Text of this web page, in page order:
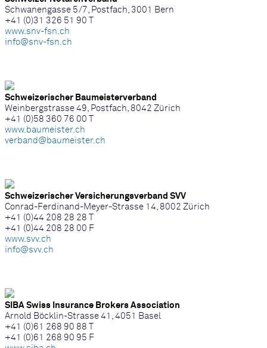
Schwanengasse 5/7, Postfach, 3001 Bern
+41 (0)31 326 51 90 T
www.snv-fsn.ch
info@snv-fsn.ch
Schweizerischer Baumeisterverband
Weinbergstrasse 49, Postfach, 8042 Zürich
+41 (0)58 360 76 00 T
www.baumeister.ch
verband@baumeister.ch
Schweizerischer Versicherungsverband SVV
Conrad-Ferdinand-Meyer-Strasse 14, 8002 Zürich
+41 (0)44 208 28 28 T
+41 (0)44 208 28 00 F
www.svv.ch
info@svv.ch
SIBA Swiss Insurance Brokers Association
Arnold Böcklin-Strasse 41, 4051 Basel
+41 (0)61 268 90 88 T
+41 (0)61 268 90 95 F